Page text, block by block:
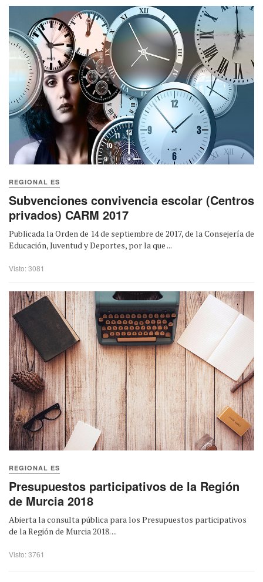
REGIONAL ES
Subvenciones convivencia escolar (Centros
privados) CARM 2017
Publicada la Orden de 14 de septiembre de 2017, de la Consejería de
Educación, Juventud y Deportes, por la que ...
Visto: 3081
REGIONAL ES
Presupuestos participativos de la Región
de Murcia 2018
Abierta la consulta pública para los Presupuestos participativos
de la Región de Murcia 2018. ...
Visto: 3761